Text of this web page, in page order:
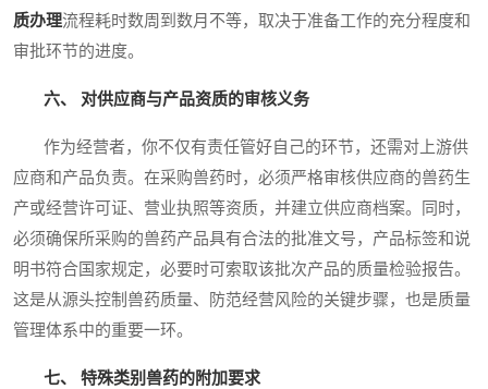
质办理流程耗时数周到数月不等，取决于准备工作的充分程度和
审批环节的进度。
六、 对供应商与产品资质的审核义务
作为经营者，你不仅有责任管好自己的环节，还需对上游供
应商和产品负责。在采购兽药时，必须严格审核供应商的兽药生
产或经营许可证、营业执照等资质，并建立供应商档案。同时，
必须确保所采购的兽药产品具有合法的批准文号，产品标签和说
明书符合国家规定，必要时可索取该批次产品的质量检验报告。
这是从源头控制兽药质量、防范经营风险的关键步骤，也是质量
管理体系中的重要一环。
七、 特殊类别兽药的附加要求